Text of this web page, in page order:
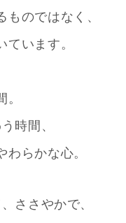
ものではなく、
ています。
時間、
らかな心。
ささやかで、